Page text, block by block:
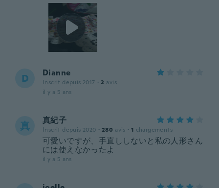
D Dianne
Inscrit depuis 2017 · 2 avis
il y a 5 ans
真 真紀子
Inscrit depuis 2020 · 280 avis · 1 chargements
可愛いですが、手直ししないと私の人形さん
には使えなかったよ
il y a 5 ans